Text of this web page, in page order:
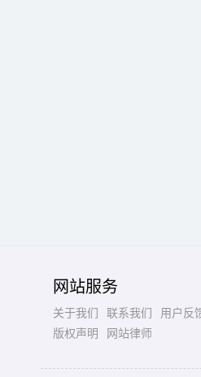
网站服务
关于我们 联系我们
用户反
版权声明
网站律师